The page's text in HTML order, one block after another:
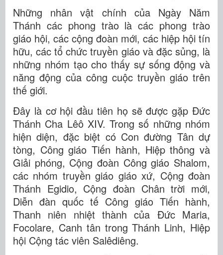
Những nhân vật chính của Ngày Năm
Thánh các phong trào là các phong trào
giáo hội, các cộng đoàn mới, các hiệp hội tín
hữu, các tổ chức truyền giáo và đặc sủng, là
những nhóm tạo cho thấy sự sống động và
năng động của công cuộc truyền giáo trên
thế giới.
Đây là cơ hội đầu tiên họ sẽ được gặp Đức
Thánh Cha Lêô XIV. Trong số những nhóm
hiện diện, đặc biệt có Con đường Tân dự
tòng, Công giáo Tiến hành, Hiệp thông và
Giải phóng, Cộng đoàn Công giáo Shalom,
các nhóm truyền giáo giáo xứ, Cộng đoàn
Thánh Egidio, Cộng đoàn Chân trời mới,
Diễn đàn quốc tế Công giáo Tiến hành,
Thanh niên nhiệt thành của Đức Maria,
Focolare, Canh tân trong Thánh Linh, Hiệp
hội Cộng tác viên Salêdiêng.